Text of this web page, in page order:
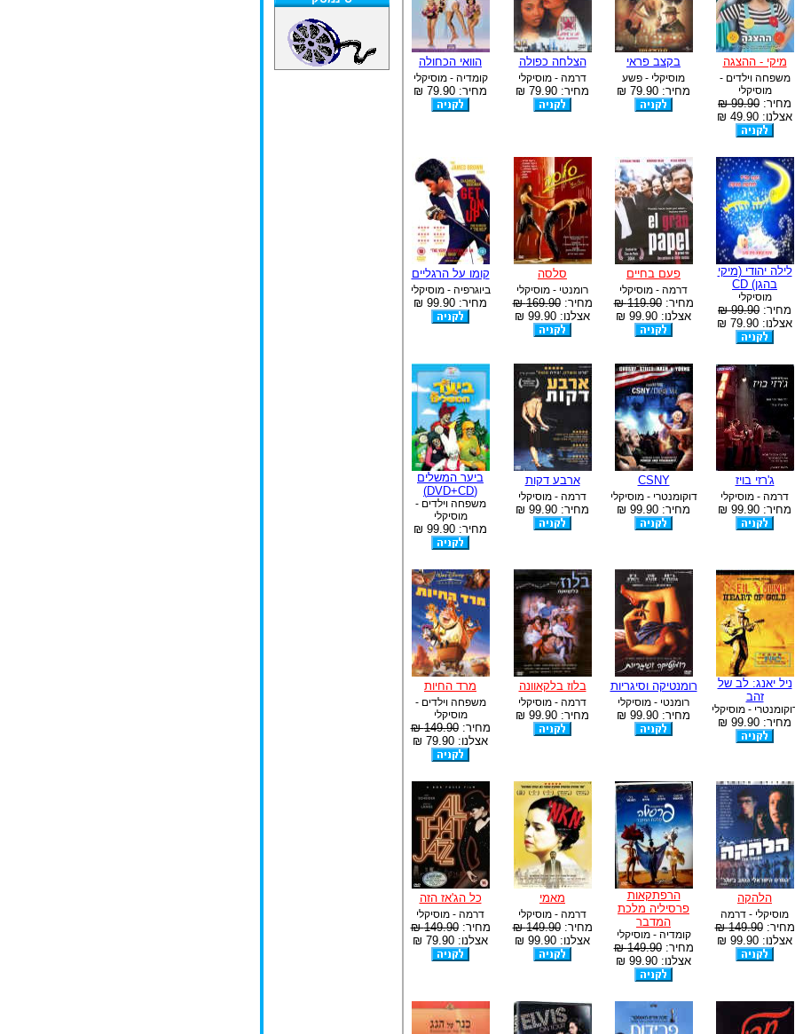
מיקי - ההצגה
משפחה וילדים -
מוסיקלי
מחיר: 99.90 ₪
אצלנו: 49.90 ₪
בקצב פראי
מוסיקלי - פשע
מחיר: 79.90 ₪
הצלחה כפולה
דרמה - מוסיקלי
מחיר: 79.90 ₪
הוואי הכחולה
קומדיה - מוסיקלי
מחיר: 79.90 ₪
לילה יהודי (מיקי
בהגן) CD
מוסיקלי
מחיר: 99.90 ₪
אצלנו: 79.90 ₪
פעם בחיים
דרמה - מוסיקלי
מחיר:119.90 ₪
אצלנו: 99.90 ₪
סלסה
רומנטי - מוסיקלי
מחיר:169.90 ₪
אצלנו: 99.90 ₪
קומו על הרגליים
ביוגרפיה - מוסיקלי
מחיר: 99.90 ₪
ג'רזי בויז
דרמה - מוסיקלי
מחיר: 99.90 ₪
CSNY
דוקומנטרי - מוסיקלי
מחיר: 99.90 ₪
ארבע דקות
דרמה - מוסיקלי
מחיר: 99.90 ₪
ביער המשלים
(DVD+CD)
משפחה וילדים -
מוסיקלי
מחיר: 99.90 ₪
ניל יאנג: לב של
זהב
- מוסיקלי
מחיר: 99.90 ₪
רומנטיקה וסיגריות
רומנטי - מוסיקלי
מחיר: 99.90 ₪
בלוז בלקאוונה
דרמה - מוסיקלי
מחיר: 99.90 ₪
מרד החיות
משפחה וילדים -
מוסיקלי
מחיר:149.90 ₪
אצלנו: 79.90 ₪
הלהקה
מוסיקלי - דרמה
מחיר:149.90 ₪
אצלנו: 99.90 ₪
הרפתקאות
פרסיליה מלכת
המדבר
קומדיה - מוסיקלי
מחיר:149.90 ₪
אצלנו: 99.90 ₪
מאמי
דרמה - מוסיקלי
מחיר:149.90 ₪
אצלנו: 99.90 ₪
כל הג'אז הזה
דרמה - מוסיקלי
מחיר:149.90 ₪
אצלנו: 79.90 ₪